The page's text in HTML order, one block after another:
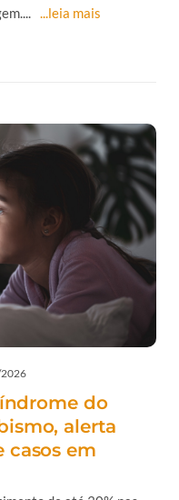
...leia mais
do
alerta
casos em